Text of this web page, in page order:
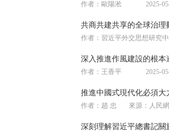
作者：歐陽淞 2025-
共商共建共享的全球治
作者：習近平外交思想研究
深入推進作風建設的根本
作者：王香平 2025-
推進中國式現代化必須
作者：趙 忠 來源： 人民
深刻理解習近平總書記